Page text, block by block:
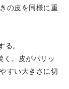
の皮を同様に重
る。
く。皮がパリッ
すい大きさに切